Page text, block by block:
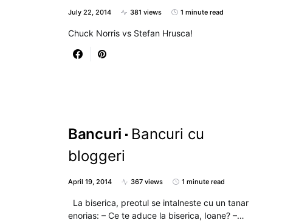
July 22, 2014 381 views 1 minute read
Chuck Norris vs Stefan Hrusca!
Bancuri
Bancuri cu
bloggeri
April 19, 2014 367 views 1 minute read
La biserica, preotul se intalneste cu un tanar
enorias: – Ce te aduce la biserica, Ioane? –…